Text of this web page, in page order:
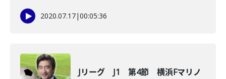
2020.07.17|00:05:36
Jリーグ J1 第4節 横浜Fマリノ